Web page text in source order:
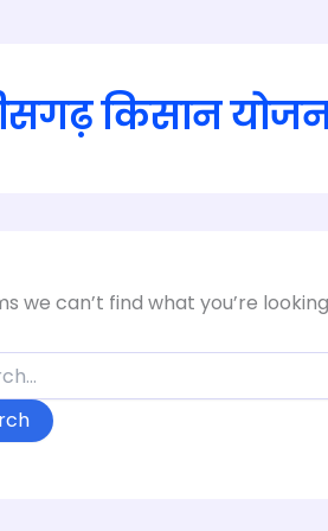
किसान
we can’t find what you’re